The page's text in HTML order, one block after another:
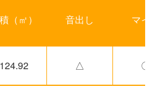
（㎡） 音出し マイク
124.92 △ 〇